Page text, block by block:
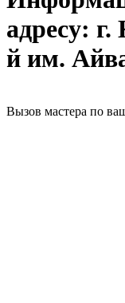
адресу:
й им.
Вызов мастера по